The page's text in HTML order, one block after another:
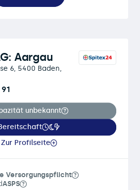
Aargau
6, 5400 Baden,
unbekannt
Zur Profilseite
Versorgungspflicht
ASPS